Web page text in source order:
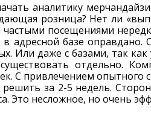
аналитику
розница? Нет ли
посещениями
адресной базе оправдано.
Или даже с базами, так
отдельно.
С привлечением опытного
за 2-5 недель.
Это несложное, но очень